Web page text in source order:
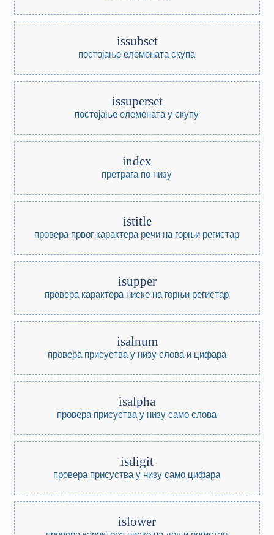
issubset
постојање елемената скупа
issuperset
постојање елемената у скупу
index
претрага по низу
istitle
провера првог карактера речи на горњи регистар
isupper
провера карактера ниске на горњи регистар
isalnum
провера присуства у низу слова и цифара
isalpha
провера присуства у низу само слова
isdigit
провера присуства у низу само цифара
islower